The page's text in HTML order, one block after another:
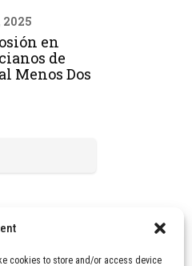
cookies to store and/or access device
2025
en
de
Menos Dos